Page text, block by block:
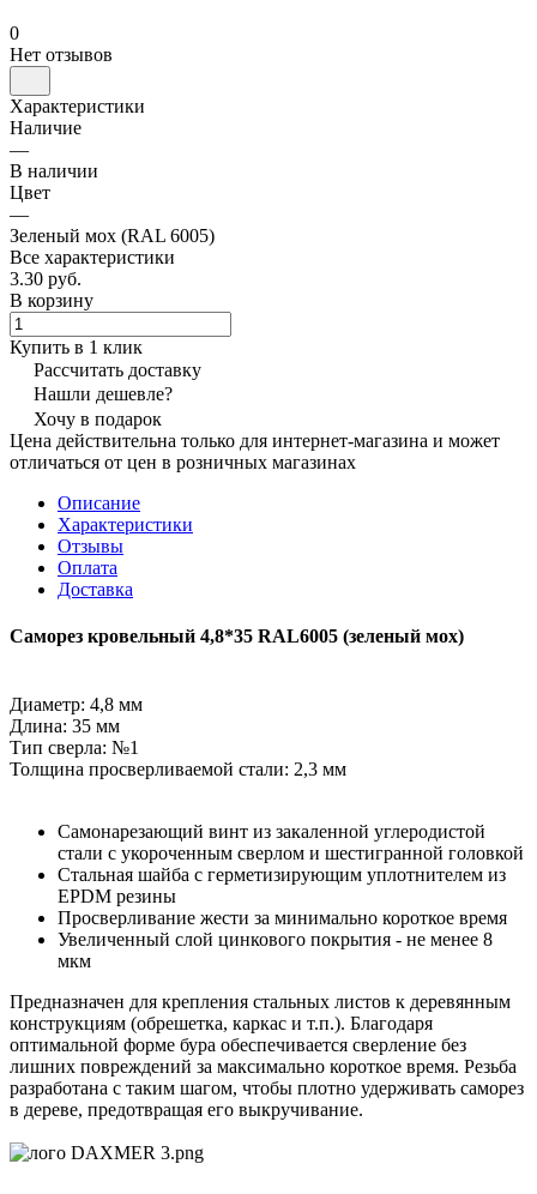
0
Нет отзывов
Характеристики
Наличие
—
В наличии
Цвет
—
Зеленый мох (RAL 6005)
Все характеристики
3.30 руб.
В корзину
Купить в 1 клик
Рассчитать доставку
Нашли дешевле?
Хочу в подарок
Цена действительна только для интернет-магазина и может
отличаться от цен в розничных магазинах
Описание
Характеристики
Отзывы
Оплата
Доставка
Саморез кровельный 4,8*35 RAL6005 (зеленый мох)
Диаметр: 4,8 мм
Длина: 35 мм
Тип сверла: №1
Толщина просверливаемой стали: 2,3 мм
Самонарезающий винт из закаленной углеродистой
стали с укороченным сверлом и шестигранной головкой
Стальная шайба с герметизирующим уплотнителем из
EPDM резины
Просверливание жести за минимально короткое время
Увеличенный слой цинкового покрытия - не менее 8
мкм
Предназначен для крепления стальных листов к деревянным
конструкциям (обрешетка, каркас и т.п.). Благодаря
оптимальной форме бура обеспечивается сверление без
лишних повреждений за максимально короткое время. Резьба
разработана с таким шагом, чтобы плотно удерживать саморез
в дереве, предотвращая его выкручивание.